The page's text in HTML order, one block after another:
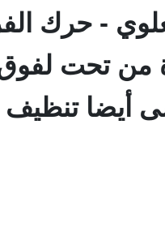
- حرك
من تحت
أيضا